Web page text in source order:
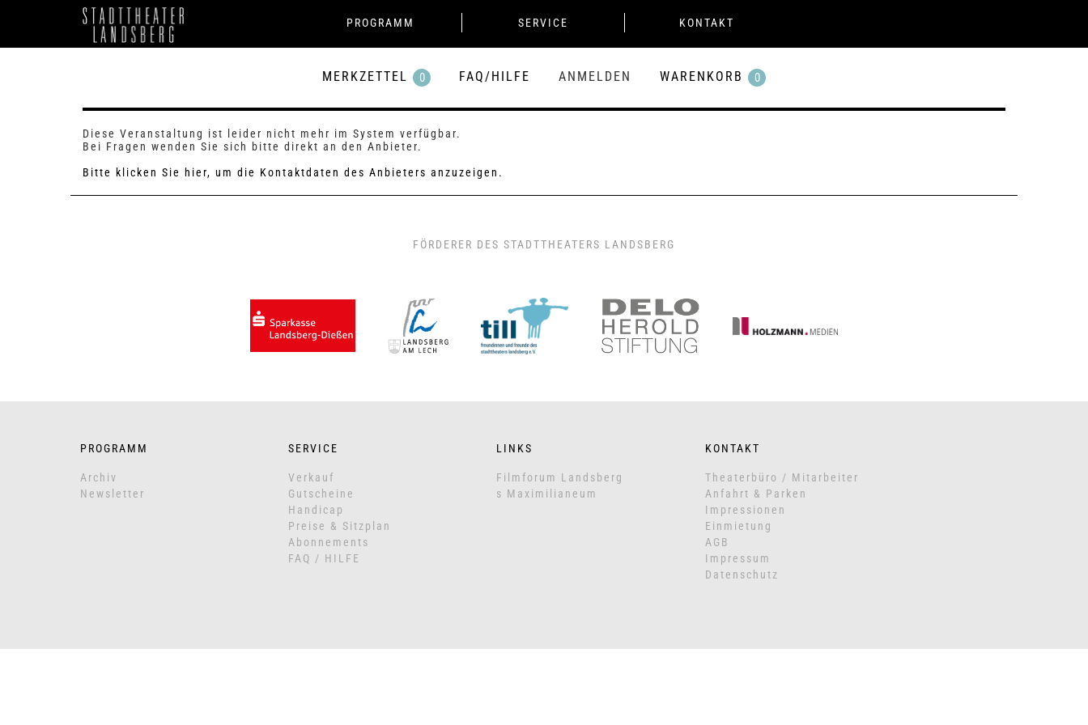
PROGRAMM SERVICE KONTAKT
MERKZETTEL 0 FAQ/HILFE ANMELDEN WARENKORB 0
Diese Veranstaltung ist leider nicht mehr im System verfügbar.
Bei Fragen wenden Sie sich bitte direkt an den Anbieter.
Bitte klicken Sie hier, um die Kontaktdaten des Anbieters anzuzeigen.
FÖRDERER DES STADTTHEATERS LANDSBERG
PROGRAMM
Archiv
Newsletter
SERVICE
Verkauf
Gutscheine
Handicap
Preise & Sitzplan
Abonnements
FAQ / HILFE
LINKS
Filmforum Landsberg
s Maximilianeum
KONTAKT
Theaterbüro / Mitarbeiter
Anfahrt & Parken
Impressionen
Einmietung
AGB
Impressum
Datenschutz